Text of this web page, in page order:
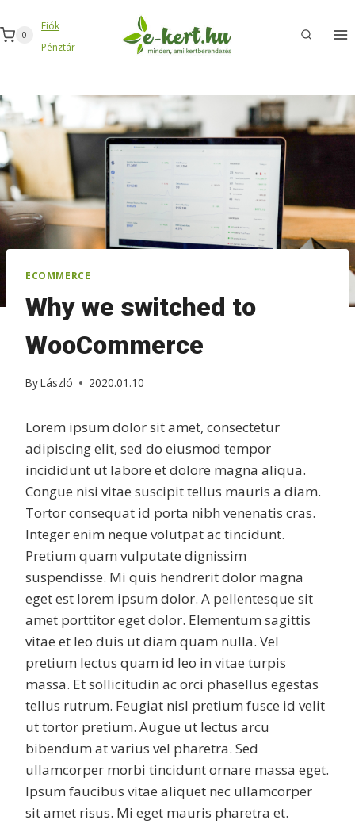
to
content
0
Fiók
Pénztár
ECOMMERCE
Why we switched to
WooCommerce
ByLászló 2020.01.10
Lorem ipsum dolor sit amet, consectetur
adipiscing elit, sed do eiusmod tempor
incididunt ut labore et dolore magna aliqua.
Congue nisi vitae suscipit tellus mauris a diam.
Tortor consequat id porta nibh venenatis cras.
Integer enim neque volutpat ac tincidunt.
Pretium quam vulputate dignissim
suspendisse. Mi quis hendrerit dolor magna
eget est lorem ipsum dolor. A pellentesque sit
amet porttitor eget dolor. Elementum sagittis
vitae et leo duis ut diam quam nulla. Vel
pretium lectus quam id leo in vitae turpis
massa. Et sollicitudin ac orci phasellus egestas
tellus rutrum. Feugiat nisl pretium fusce id velit
ut tortor pretium. Augue ut lectus arcu
bibendum at varius vel pharetra. Sed
ullamcorper morbi tincidunt ornare massa eget.
Ipsum faucibus vitae aliquet nec ullamcorper
sit amet risus. Mi eget mauris pharetra et.